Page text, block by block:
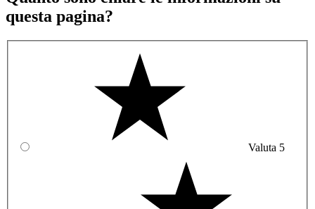
questa pagina?
Valuta 5